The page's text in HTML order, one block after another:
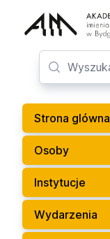
Strona glówna
Osoby
Instytucje
Wydarzenia